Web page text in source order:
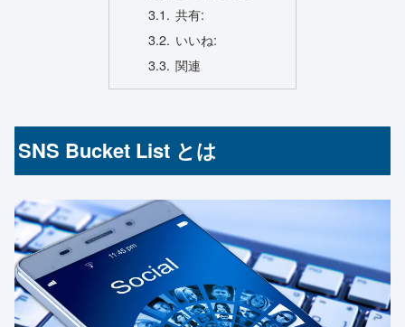
共有:
いいね:
関連
SNS Bucket List とは